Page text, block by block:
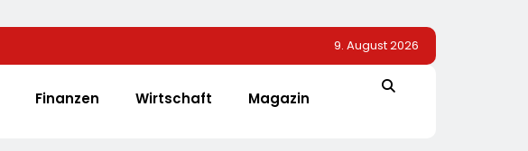
9. August 2026
Finanzen Wirtschaft Magazin